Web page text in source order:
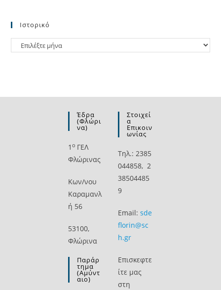
Ιστορικό
Ιστορικό
Έδρα
(Φλώρι
Να)
1ο ΓΕΛ
Φλώρινας
Kων/νου
Καραμανλ
ή 56
53100,
Φλώρινα
Παράρ
Τημα
(Αμύντ
Αιο)
Στοιχεί
Α
Επικοιν
Ωνίας
Τηλ.: 2385
044858, 2
38504485
9
Email: sde
florin@sc
h.gr
Επισκεφτε
ίτε μας
στη